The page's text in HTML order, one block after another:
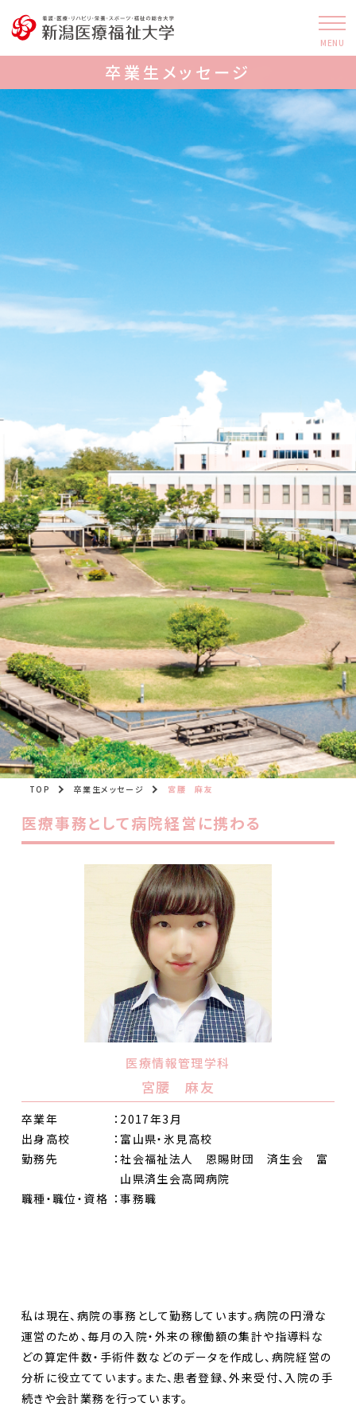
MENU
卒業生メッセージ
TOP 卒業生メッセージ 宮腰 麻友
医療事務として病院経営に携わる
医療情報管理学科
宮腰 麻友
卒業年
：2017年3月
出身高校
：富山県・氷見高校
勤務先
：社会福祉法人 恩賜財団 済生会 富
山県済生会高岡病院
職種・職位・資格 ：事務職
私は現在、病院の事務として勤務しています。病院の円滑な
運営のため、毎月の入院・外来の稼働額の集計や指導料な
どの算定件数・手術件数などのデータを作成し、病院経営の
分析に役立てています。また、患者登録、外来受付、入院の手
続きや会計業務を行っています。